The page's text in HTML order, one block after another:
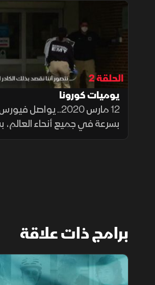
الحلقة 2
يوميات كورونا
12 مارس 2020.. يواصل
بسرعة في جميع أنحاء العالم،
العظمى من الحالات الجديدة
برامج ذات علاقة
أسرار المسنين